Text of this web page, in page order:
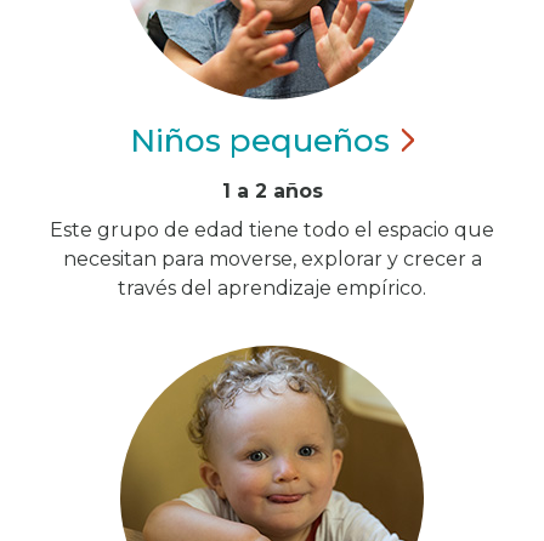
Niños pequeños
1 a 2 años
Este grupo de edad tiene todo el espacio que
necesitan para moverse, explorar y crecer a
través del aprendizaje empírico.